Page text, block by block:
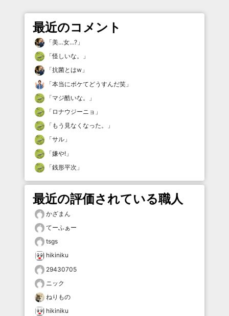
最近のコメント
「美…女…? 」
「怪しいな。
」
「抗菌とはw 」
「本当にボケてどうすんだ笑 」
「マジ酷いな。
」
「 ロナウジーニョ 」
「 もう見なくなった。
」
「サル 」
「嫌や! 」
「銭形平次 」
最近の評価されている職人
かざまん
てーふぁー
tsgs
hikiniku
29430705
ニック
ねりもの
hikiniku